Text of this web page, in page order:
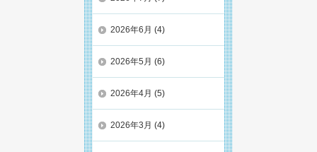
2026年6月 (4)
2026年5月 (6)
2026年4月 (5)
2026年3月 (4)